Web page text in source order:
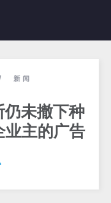
新闻
未撤下种
主的广告